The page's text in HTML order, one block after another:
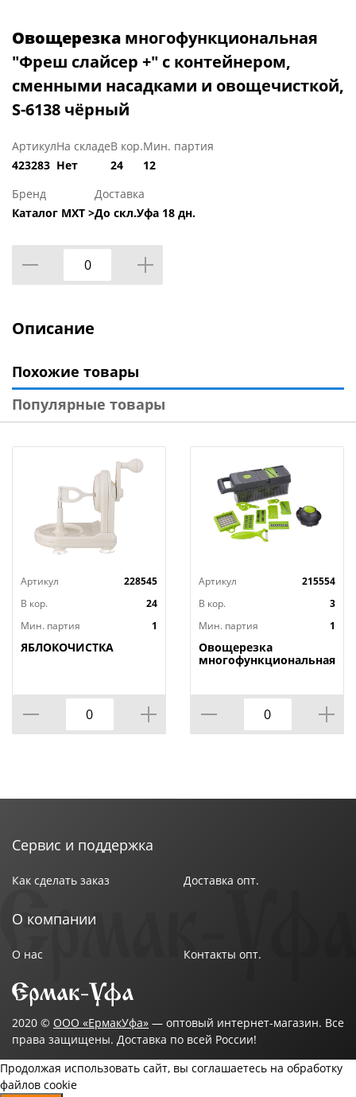
Овощерезка многофункциональная
"Фреш слайсер +" с контейнером,
сменными насадками и овощечисткой,
S-6138 чёрный
Артикул
423283
На складе
Нет
В кор.
24
Мин. партия
12
Бренд
Каталог МХТ >
Доставка
До скл.Уфа 18 дн.
Описание
Похожие товары
Популярные товары
Артикул
228545
В кор.
24
Мин. партия
1
ЯБЛОКОЧИСТКА
Артикул
215554
В кор.
3
Мин. партия
1
Овощерезка
многофункциональная,
Сервис и поддержка
Как сделать заказ Доставка опт.
О компании
О нас Контакты опт.
2020 © ООО «ЕрмакУфа» — оптовый интернет-магазин. Все
права защищены. Доставка по всей России!
Продолжая использовать сайт, вы соглашаетесь на обработку
файлов cookie